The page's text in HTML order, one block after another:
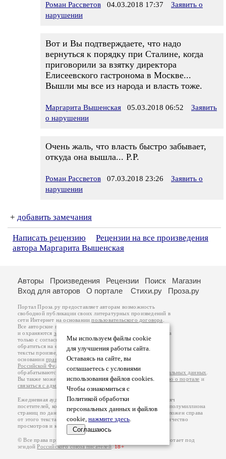
Роман Рассветов 04.03.2018 17:37
Заявить о
нарушении
Вот и Вы подтверждаете, что надо
вернуться к порядку при Сталине, когда
приговорили за взятку директора
Елисеевского гастронома в Москве...
Вышли мы все из народа и власть тоже.
Маргарита Вышенская 05.03.2018 06:52
Заявить
о нарушении
Очень жаль, что власть быстро забывает,
откуда она вышла... Р.Р.
Роман Рассветов 07.03.2018 23:26
Заявить о
нарушении
+ добавить замечания
Написать рецензию
Рецензии на все произведения
автора Маргарита Вышенская
Мы используем файлы cookie
для улучшения работы сайта.
Оставаясь на сайте, вы
соглашаетесь с условиями
использования файлов cookies.
Чтобы ознакомиться с
Политикой обработки
персональных данных и файлов
cookie, нажмите здесь.
Соглашаюсь
Авторы Произведения Рецензии Поиск
Магазин
Вход для авторов
О портале Стихи.ру Проза.ру
Портал Проза.ру предоставляет авторам возможность
свободной публикации своих литературных произведений в
сети Интернет на основаниипользовательского договора
Все авторские права на произведения принадлежат авторам
и охраняются законом
. Перепечатка произведений возможна
только с согласия его автора, к которому вы можете
обратиться на его авторской странице. Ответственность за
тексты произведений авторы несут самостоятельно на
основанииправил публикацииизаконодательства
Российской Федерации
обрабатываются на основанииПолитики обработки персональных данных
Вы также можете посмотреть более подробнуюинформацию о портале и
связаться с администрацией
Ежедневная аудитория портала Проза.ру – порядка 100 тысяч
посетителей, которые в общей сумме просматривают более полумиллиона
страниц по данным счетчика посещаемости, который расположен справа
от этого текста. В каждой графе указано по две цифры: количество
просмотров и количество посетителей.
© Все права принадлежат авторам, 2000-2026. Портал работает под
эгидойРоссийского союза писателей.18+